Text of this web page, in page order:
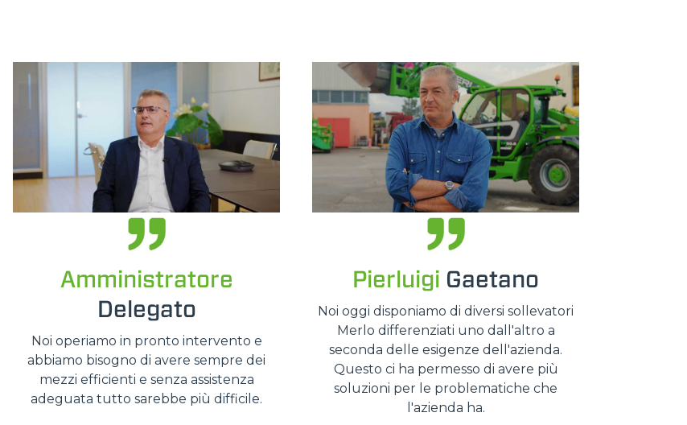
PIATTAFORME
SPECIALI
Amministratore
Delegato
Noi operiamo in pronto intervento e
abbiamo bisogno di avere sempre dei
mezzi efficienti e senza assistenza
adeguata tutto sarebbe più difficile.
Pierluigi Gaetano
Noi oggi disponiamo di diversi sollevatori
Merlo differenziati uno dall'altro a
seconda delle esigenze dell'azienda.
Questo ci ha permesso di avere più
soluzioni per le problematiche che
l'azienda ha.